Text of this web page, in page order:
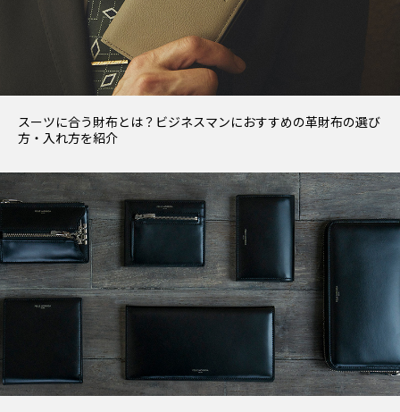
スーツに合う財布とは？ビジネスマンにおすすめの革財布の選び
方・入れ方を紹介